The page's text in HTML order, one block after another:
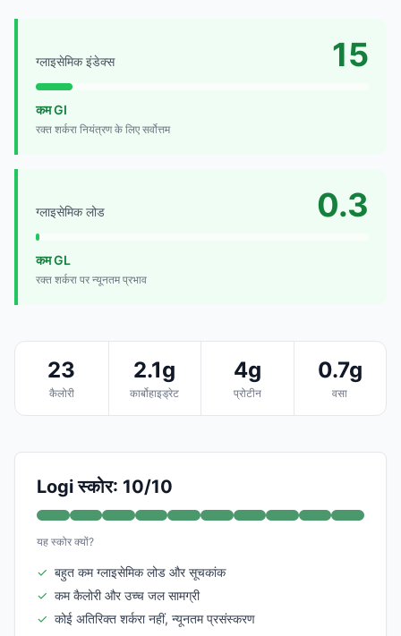
ग्लाइसेमिक इंडेक्स 15
कम GI
रक्त शर्करा नियंत्रण के लिए सर्वोत्तम
ग्लाइसेमिक लोड 0.3
कम GL
रक्त शर्करा पर न्यूनतम प्रभाव
23
कैलोरी
2.1g
कार्बोहाइड्रेट
4g
प्रोटीन
0.7g
वसा
Logi स्कोर: 10/10
यह स्कोर क्यों?
✓ बहुत कम ग्लाइसेमिक लोड और सूचकांक
✓ कम कैलोरी और उच्च जल सामग्री
✓ कोई अतिरिक्त शर्करा नहीं, न्यूनतम प्रसंस्करण